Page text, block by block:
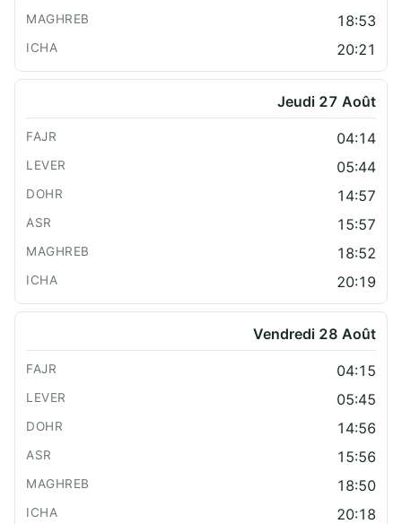
18:53
20:21
Jeudi 27 Août
04:14
05:44
14:57
15:57
18:52
20:19
Vendredi 28 Août
04:15
05:45
14:56
15:56
18:50
20:18